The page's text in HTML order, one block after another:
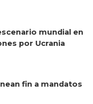
mundial en
por Ucrania
fin a mandatos